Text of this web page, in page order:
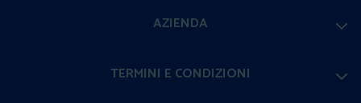
AZIENDA
TERMINI E CONDIZIONI